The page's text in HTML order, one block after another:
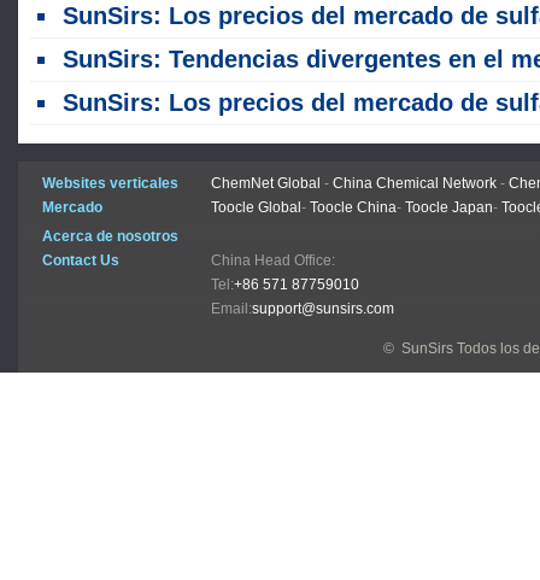
SunSirs: Los precios del mercado de sulfato de amonio dejaron de disminuir y se elevaron (13 - 20 de
SunSirs: Tendencias divergentes en el mercado global de fertilizantes
SunSirs: Los precios del mercado de sulfato de amonio cayeron con debilidad (29 de junio - 3 de
Websites verticales ChemNet Global - China Chemical Network -
Mercado
Toocle Global- Toocle China- Toocle Japan-
Acerca de nosotros
Contact Us
China Head Office:
Tel:+86 571 87759010
Email:support@sunsirs.com
© SunSirs Todos los